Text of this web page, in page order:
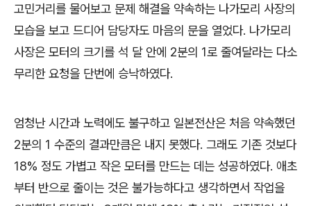
고민거리를 물어보고 문제 해결을 약속하는 나가모리 사장의
모습을 보고 드디어 담당자도 마음의 문을 열었다. 나가모리
사장은 모터의 크기를 석 달 안에 2분의 1로 줄여달라는 다소
무리한 요청을 단번에 승낙하였다.
엄청난 시간과 노력에도 불구하고 일본전산은 처음 약속했던
2분의 1 수준의 결과만큼은 내지 못했다. 그래도 기존 것보다
18% 정도 가볍고 작은 모터를 만드는 데는 성공하였다. 애초
부터 반으로 줄이는 것은 불가능하다고 생각하면서 작업을